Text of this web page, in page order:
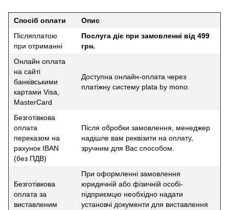
Спосіб оплати
Опис
Післяплатою
при отриманні
Послуга діє при замовленні від 499
грн.
Онлайн оплата
на сайті
банківськими
картами Visa,
MasterCard
Доступна онлайн-оплата через
платіжну систему plata by mono.
Безготівкова
оплата
переказом на
рахунок IBAN
(без ПДВ)
Після обробки замовлення, менеджер
надішле вам реквізити на оплату,
зручним для Вас способом.
Безготівкова
оплата за
виставленим
При оформленні замовлення
юридичній або фізичній особі-
підприємцю необхідно надати
установчі документи для виставлення